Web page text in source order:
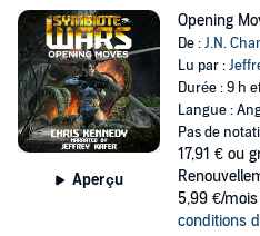
Aperçu
Opening
De :J.N.
Lu par :
Durée : 9 h
Langue :
Pas de
17,91 € ou
5,99 €/
conditions